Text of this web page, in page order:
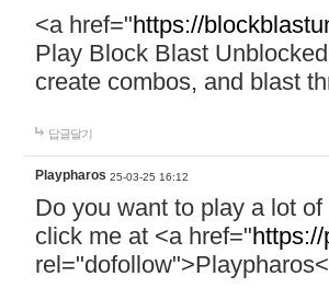
<a href="https://
Play Block Blast
create combos, and blast
답글달기
Playpharos 25-03-25 16:12
Do you want to play a lot
click me at <a href="